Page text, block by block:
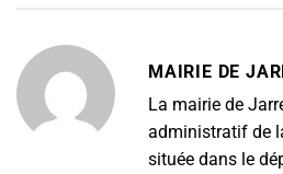
MAIRIE DE
La mairie de
administratif de
située dans le